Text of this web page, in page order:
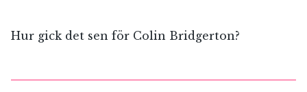
Hur gick det sen för Colin Bridgerton?